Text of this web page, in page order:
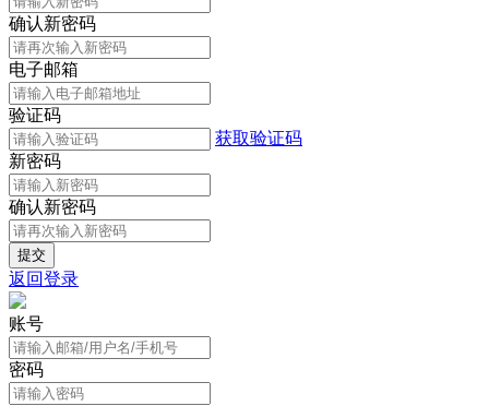
确认新密码
电子邮箱
验证码
获取验证码
新密码
确认新密码
返回登录
账号
密码